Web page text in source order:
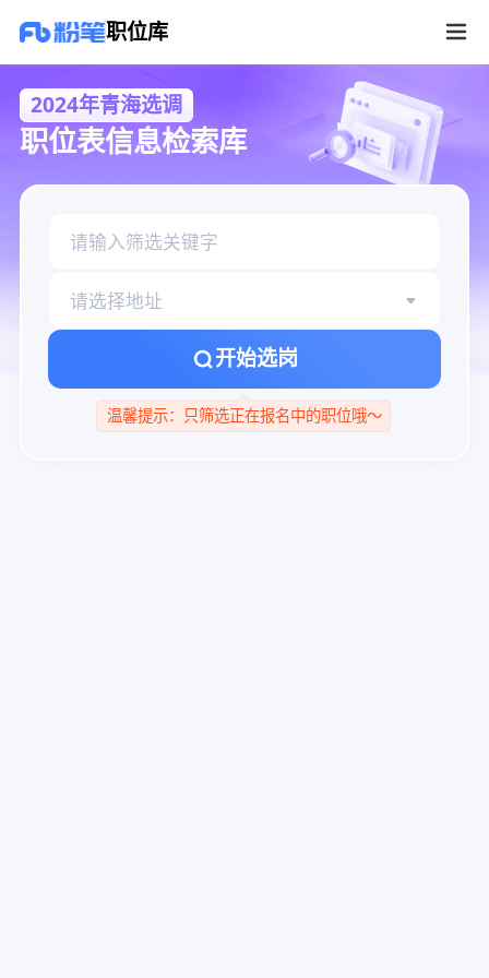
职位库
2024年青海选调
职位表信息检索库
请选择地址
开始选岗
温馨提示：只筛选正在报名中的职位哦～